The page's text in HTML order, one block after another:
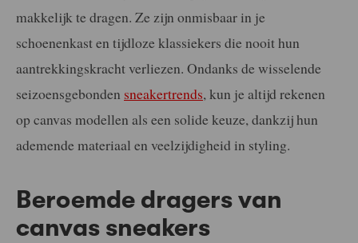
makkelijk te dragen. Ze zijn onmisbaar in je
schoenenkast en tijdloze klassiekers die nooit hun
aantrekkingskracht verliezen. Ondanks de wisselende
seizoensgebonden sneakertrends, kun je altijd rekenen
op canvas modellen als een solide keuze, dankzij hun
ademende materiaal en veelzijdigheid in styling.
Beroemde dragers van
canvas sneakers